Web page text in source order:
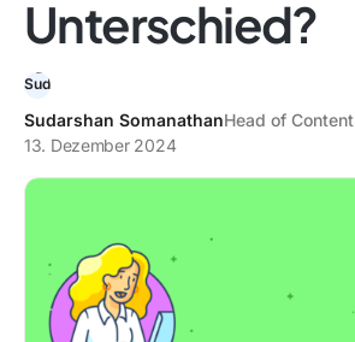
Unterschied?
Sudarshan SomanathanHead of Content
13. Dezember 2024